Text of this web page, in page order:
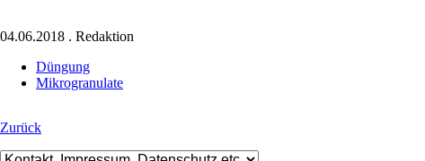
04.06.2018 . Redaktion
Düngung
Mikrogranulate
Zurück